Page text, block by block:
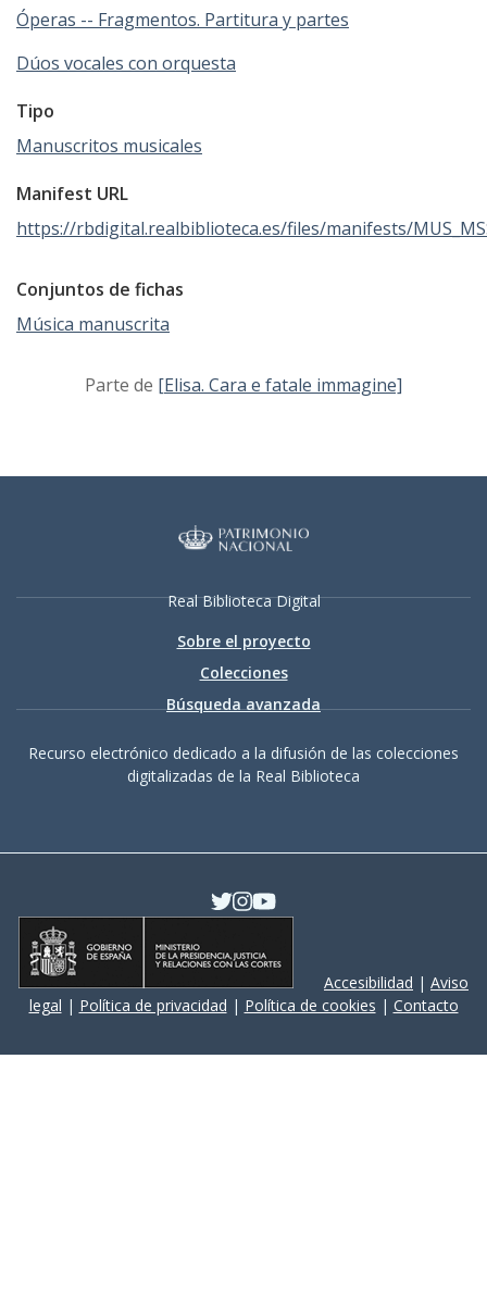
Óperas -- Fragmentos. Partitura y partes
Dúos vocales con orquesta
Tipo
Manuscritos musicales
Manifest URL
https://rbdigital.realbiblioteca.es/files/manifests/
Conjuntos de fichas
Música manuscrita
Parte de [Elisa. Cara e fatale immagine]
Real Biblioteca Digital
Sobre el proyecto
Colecciones
Búsqueda avanzada
Recurso electrónico dedicado a la difusión de las colecciones
digitalizadas de la Real Biblioteca
Accesibilidad | Aviso
legal | Política de privacidad | Política de cookies | Contacto